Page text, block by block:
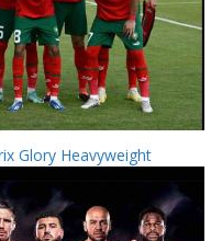
Glory Heavyweight